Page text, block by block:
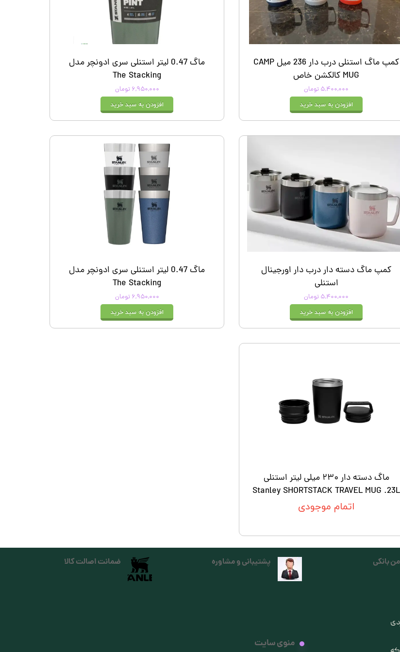
کمپ ماگ استنلی درب دار 236 میل CAMP
MUG کالکشن خاص
۵,۴۰۰,۰۰۰ تومان
افزودن به سبد خرید
ماگ 0.47 لیتر استنلی سری ادونچر مدل
The Stacking
۶,۹۵۰,۰۰۰ تومان
افزودن به سبد خرید
کمپ ماگ دسته دار درب دار اورجینال
استنلی
۵,۴۰۰,۰۰۰ تومان
افزودن به سبد خرید
ماگ 0.47 لیتر استنلی سری ادونچر مدل
The Stacking
۶,۹۵۰,۰۰۰ تومان
افزودن به سبد خرید
ماگ دسته دار ۲۳۰ میلی لیتر استنلی
Stanley SHORTSTACK TRAVEL MUG .23L
اتمام موجودی
منوی سایت
بانکی پشتیبانی و مشاوره ضمانت اصالت کالا